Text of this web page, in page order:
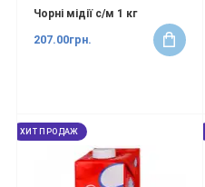
Чорні мідії с/м 1 кг
207.00грн.
ХИТ ПРОДАЖ